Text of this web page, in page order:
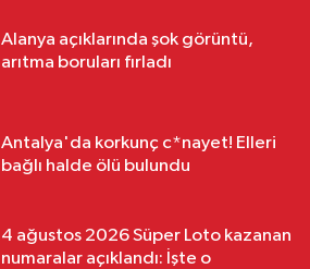
Alanya açıklarında şok görüntü,
arıtma boruları fırladı
Antalya'da korkunç c*nayet! Elleri
bağlı halde ölü bulundu
4 ağustos 2026 Süper Loto kazanan
numaralar açıklandı: İşte o